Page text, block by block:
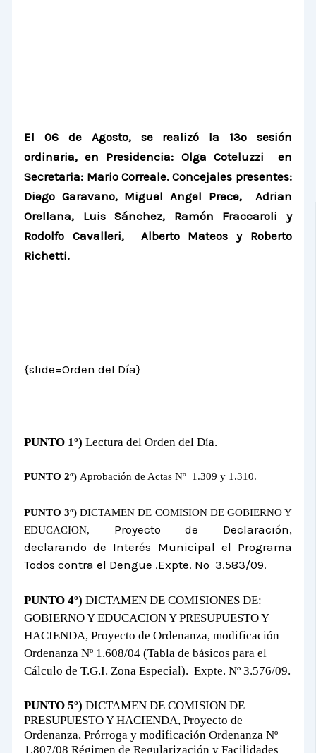
El 06 de Agosto, se realizó la 13º sesión
ordinaria, en Presidencia: Olga Coteluzzi en
Secretaria: Mario Correale. Concejales presentes:
Diego Garavano, Miguel Angel Prece,
Adrian
Orellana, Luis Sánchez, Ramón Fraccaroli y
Rodolfo Cavalleri, Alberto Mateos y Roberto
Richetti.
{slide=Orden del Día}
PUNTO 1º) Lectura del Orden del Día.
PUNTO 2º) Aprobación de Actas Nº 1.309 y 1.310.
PUNTO 3º) DICTAMEN DE COMISION DE GOBIERNO Y
EDUCACION, Proyecto de Declaración,
declarando de Interés Municipal el Programa
Todos contra el Dengue .Expte. Nº 3.583/09.
PUNTO 4º)DICTAMEN DE COMISIONES DE:
GOBIERNO Y EDUCACION Y PRESUPUESTO Y
HACIENDA, Proyecto de Ordenanza, modificación
Ordenanza Nº 1.608/04 (Tabla de básicos para el
Cálculo de T.G.I. Zona Especial). Expte. Nº 3.576/09.
PUNTO 5º) DICTAMEN DE COMISION DE
PRESUPUESTO Y HACIENDA, Proyecto de
Ordenanza, Prórroga y modificación Ordenanza Nº
1.807/08 Régimen de Regularización y Facilidades